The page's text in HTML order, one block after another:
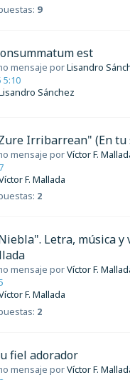
9
est
mensaje porLisandro
5:10
Sánchez
Irribarrean" (En tu
mensaje porVíctor F.
F. Mallada
2
Letra, música y
mensaje porVíctor F.
F. Mallada
2
fiel adorador
mensaje porVíctor F.